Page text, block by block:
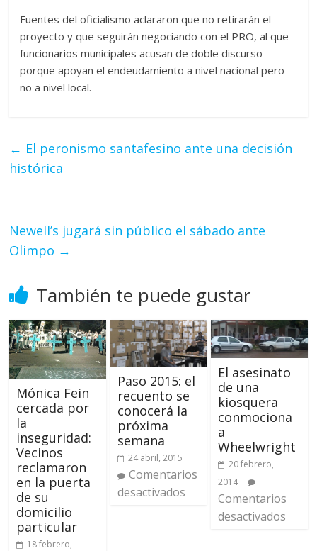
Fuentes del oficialismo aclararon que no retirarán el
proyecto y que seguirán negociando con el PRO, al que
funcionarios municipales acusan de doble discurso
porque apoyan el endeudamiento a nivel nacional pero
no a nivel local.
← El peronismo santafesino ante una decisión
histórica
Newell’s jugará sin público el sábado ante
Olimpo →
También te puede gustar
Mónica Fein
cercada por
la
inseguridad:
Vecinos
reclamaron
en la puerta
de su
domicilio
particular
18 febrero,
Paso 2015: el
recuento se
conocerá la
próxima
semana
24 abril, 2015
Comentarios
desactivados
El asesinato
de una
kiosquera
conmociona
a
Wheelwright
20 febrero,
2014
Comentarios
desactivados